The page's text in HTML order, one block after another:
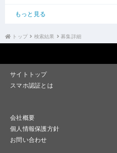
もっと見る
トップ 検索結果 募集詳細
サイトトップ
スマホ認証とは
会社概要
個人情報保護方針
お問い合わせ